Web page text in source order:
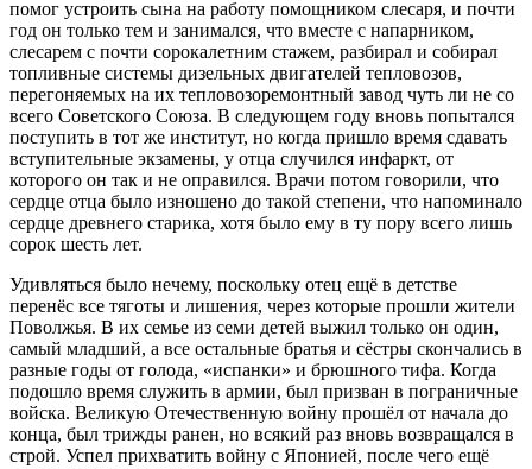
помог устроить сына на работу помощником слесаря, и почти
год он только тем и занимался, что вместе с напарником,
слесарем с почти сорокалетним стажем, разбирал и собирал
топливные системы дизельных двигателей тепловозов,
перегоняемых на их тепловозоремонтный завод чуть ли не со
всего Советского Союза. В следующем году вновь попытался
поступить в тот же институт, но когда пришло время сдавать
вступительные экзамены, у отца случился инфаркт, от
которого он так и не оправился. Врачи потом говорили, что
сердце отца было изношено до такой степени, что напоминало
сердце древнего старика, хотя было ему в ту пору всего лишь
сорок шесть лет.
Удивляться было нечему, поскольку отец ещё в детстве
перенёс все тяготы и лишения, через которые прошли жители
Поволжья. В их семье из семи детей выжил только он один,
самый младший, а все остальные братья и сёстры скончались в
разные годы от голода, «испанки» и брюшного тифа. Когда
подошло время служить в армии, был призван в пограничные
войска. Великую Отечественную войну прошёл от начала до
конца, был трижды ранен, но всякий раз вновь возвращался в
строй. Успел прихватить войну с Японией, после чего ещё